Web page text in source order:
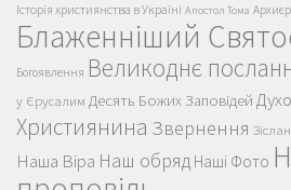
Історія християнства в Україні Апостол Тома
Блаженніший
Богоявлення Великоднє
у Єрусалим Десять Божих Заповідей
Християнина Звернення
Наша Віра Наш обряд Наші Фото